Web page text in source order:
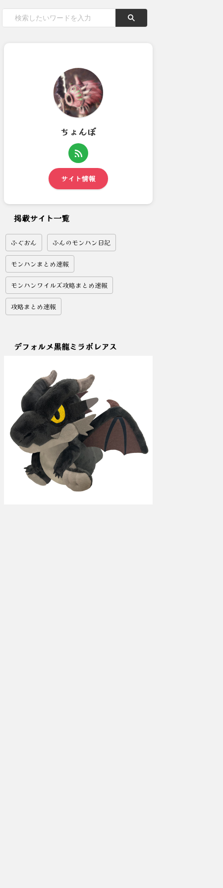
オタカラ探しはじめました：ア
ちょんぼ
サイト情報
掲載サイト一覧
ふぐおん ふんのモンハン日記
モンハンまとめ速報
モンハンワイルズ攻略まとめ速報
攻略まとめ速報
デフォルメ黒龍ミラボレアス